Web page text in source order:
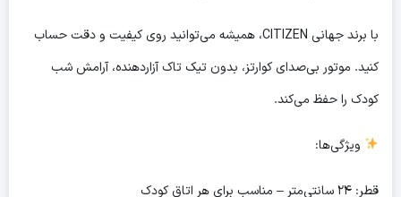
با برند جهانی CITIZEN، همیشه می‌توانید روی کیفیت و دقت حساب
کنید. موتور بی‌صدای کوارتز، بدون تیک تاک آزاردهنده، آرامش شب
کودک را حفظ می‌کند.
ویژگی‌ها:
قطر: ۲۴ سانتی‌متر – مناسب برای هر اتاق کودک